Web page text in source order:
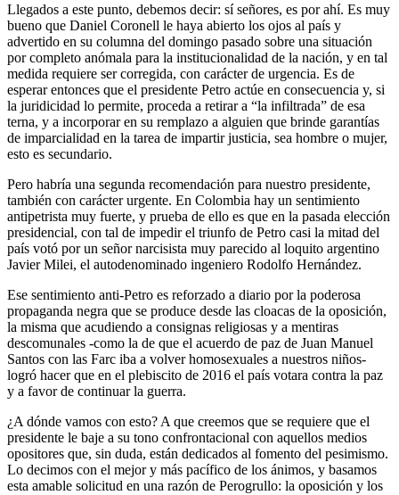
Llegados a este punto, debemos decir: sí señores, es por ahí. Es muy
bueno que Daniel Coronell le haya abierto los ojos al país y
advertido en su columna del domingo pasado sobre una situación
por completo anómala para la institucionalidad de la nación, y en tal
medida requiere ser corregida, con carácter de urgencia. Es de
esperar entonces que el presidente Petro actúe en consecuencia y, si
la juridicidad lo permite, proceda a retirar a “la infiltrada” de esa
terna, y a incorporar en su remplazo a alguien que brinde garantías
de imparcialidad en la tarea de impartir justicia, sea hombre o mujer,
esto es secundario.
Pero habría una segunda recomendación para nuestro presidente,
también con carácter urgente. En Colombia hay un sentimiento
antipetrista muy fuerte, y prueba de ello es que en la pasada elección
presidencial, con tal de impedir el triunfo de Petro casi la mitad del
país votó por un señor narcisista muy parecido al loquito argentino
Javier Milei, el autodenominado ingeniero Rodolfo Hernández.
Ese sentimiento anti-Petro es reforzado a diario por la poderosa
propaganda negra que se produce desde las cloacas de la oposición,
la misma que acudiendo a consignas religiosas y a mentiras
descomunales -como la de que el acuerdo de paz de Juan Manuel
Santos con las Farc iba a volver homosexuales a nuestros niños-
logró hacer que en el plebiscito de 2016 el país votara contra la paz
y a favor de continuar la guerra.
¿A dónde vamos con esto? A que creemos que se requiere que el
presidente le baje a su tono confrontacional con aquellos medios
opositores que, sin duda, están dedicados al fomento del pesimismo.
Lo decimos con el mejor y más pacífico de los ánimos, y basamos
esta amable solicitud en una razón de Perogrullo: la oposición y los